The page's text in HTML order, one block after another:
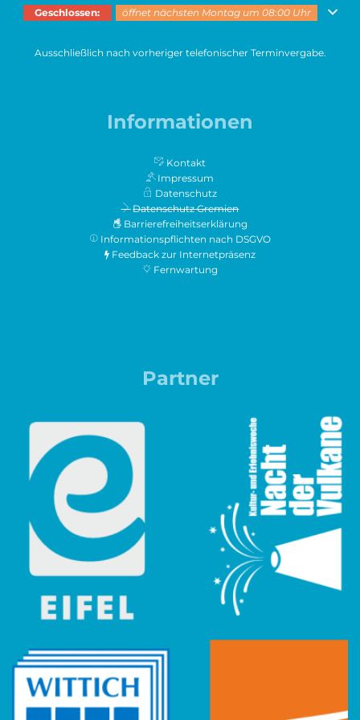
Klicken, um weitere Öffnungs- oder Schließzeiten auszublenden
Geschlossen: öffnet nächsten Montag um 08:00 Uhr
Ausschließlich nach vorheriger telefonischer Terminvergabe.
Informationen
Kontakt
Impressum
Datenschutz
Datenschutz Gremien
Barrierefreiheitserklärung
Informationspflichten nach DSGVO
Feedback zur Internetpräsenz
Fernwartung
Partner